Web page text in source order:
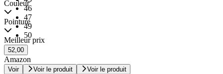
46
47
49
50
Couleur
Pointure
Meilleur prix
52,00
Amazon
Voir Voir le produit Voir le produit